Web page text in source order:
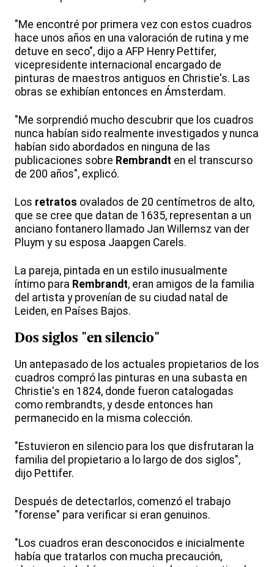
"Me encontré por primera vez con estos cuadros
hace unos años en una valoración de rutina y me
detuve en seco", dijo a AFP Henry Pettifer,
vicepresidente internacional encargado de
pinturas de maestros antiguos en Christie's. Las
obras se exhibían entonces en Ámsterdam.
"Me sorprendió mucho descubrir que los cuadros
nunca habían sido realmente investigados y nunca
habían sido abordados en ninguna de las
publicaciones sobre Rembrandt en el transcurso
de 200 años", explicó.
Los retratos ovalados de 20 centímetros de alto,
que se cree que datan de 1635, representan a un
anciano fontanero llamado Jan Willemsz van der
Pluym y su esposa Jaapgen Carels.
La pareja, pintada en un estilo inusualmente
íntimo para Rembrandt, eran amigos de la familia
del artista y provenían de su ciudad natal de
Leiden, en Países Bajos.
Dos siglos "en silencio"
Un antepasado de los actuales propietarios de los
cuadros compró las pinturas en una subasta en
Christie's en 1824, donde fueron catalogadas
como rembrandts, y desde entonces han
permanecido en la misma colección.
"Estuvieron en silencio para los que disfrutaran la
familia del propietario a lo largo de dos siglos",
dijo Pettifer.
Después de detectarlos, comenzó el trabajo
"forense" para verificar si eran genuinos.
"Los cuadros eran desconocidos e inicialmente
había que tratarlos con mucha precaución,